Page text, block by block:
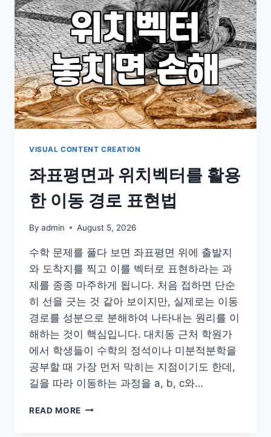
들
때
고
려
해
야
할
실
질
적
부
들
VISUAL CONTENT CREATION
좌표평면과 위치벡터를 활용
한 이동 경로 표현법
By admin August 5, 2026
수학 문제를 풀다 보면 좌표평면 위에 출발지
와 도착지를 찍고 이를 벡터로 표현하라는 과
제를 종종 마주하게 됩니다. 처음 접하면 단순
히 선을 긋는 것 같아 보이지만, 실제로는 이동
경로를 성분으로 분해하여 나타내는 원리를 이
해하는 것이 핵심입니다. 대치동 근처 학원가
에서 학생들이 수학의 정석이나 미분적분학을
공부할 때 가장 먼저 막히는 지점이기도 한데,
길을 따라 이동하는 과정을 a, b, c와…
READ MORE 좌